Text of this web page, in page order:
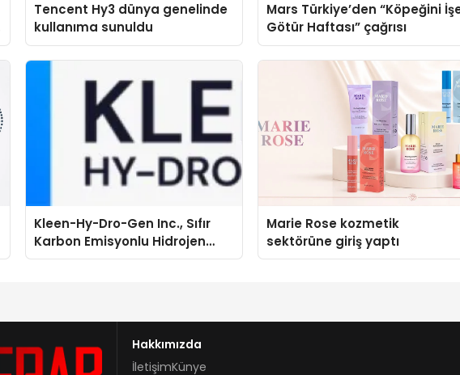
Tencent Hy3 dünya genelinde
kullanıma sunuldu
Mars Türkiye’den “Köpeğini
Götür Haftası” çağrısı
Kleen-Hy-Dro-Gen Inc., Sıfır
Karbon Emisyonlu Hidrojen
Isıtma Teknolojisinde ISO ve
Marie Rose kozmetik
sektörüne giriş yaptı
Hakkımızda
İletişimKünye